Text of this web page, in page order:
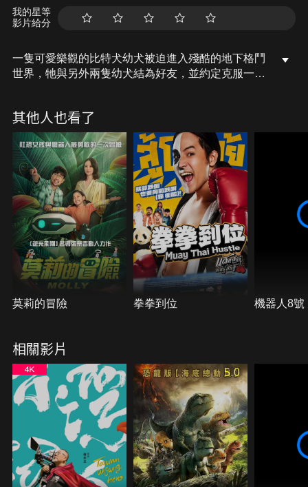
我的星等
影片給分
一隻可愛樂觀的比特犬幼犬被迫進入殘酷的地下格鬥
世界，牠與另外兩隻幼犬結為好友，並約定克服一切
友誼、親情和希望的旅程。
其他人也看了
莫莉的冒險 拳拳到位 機器人8號
相關影片
5.0